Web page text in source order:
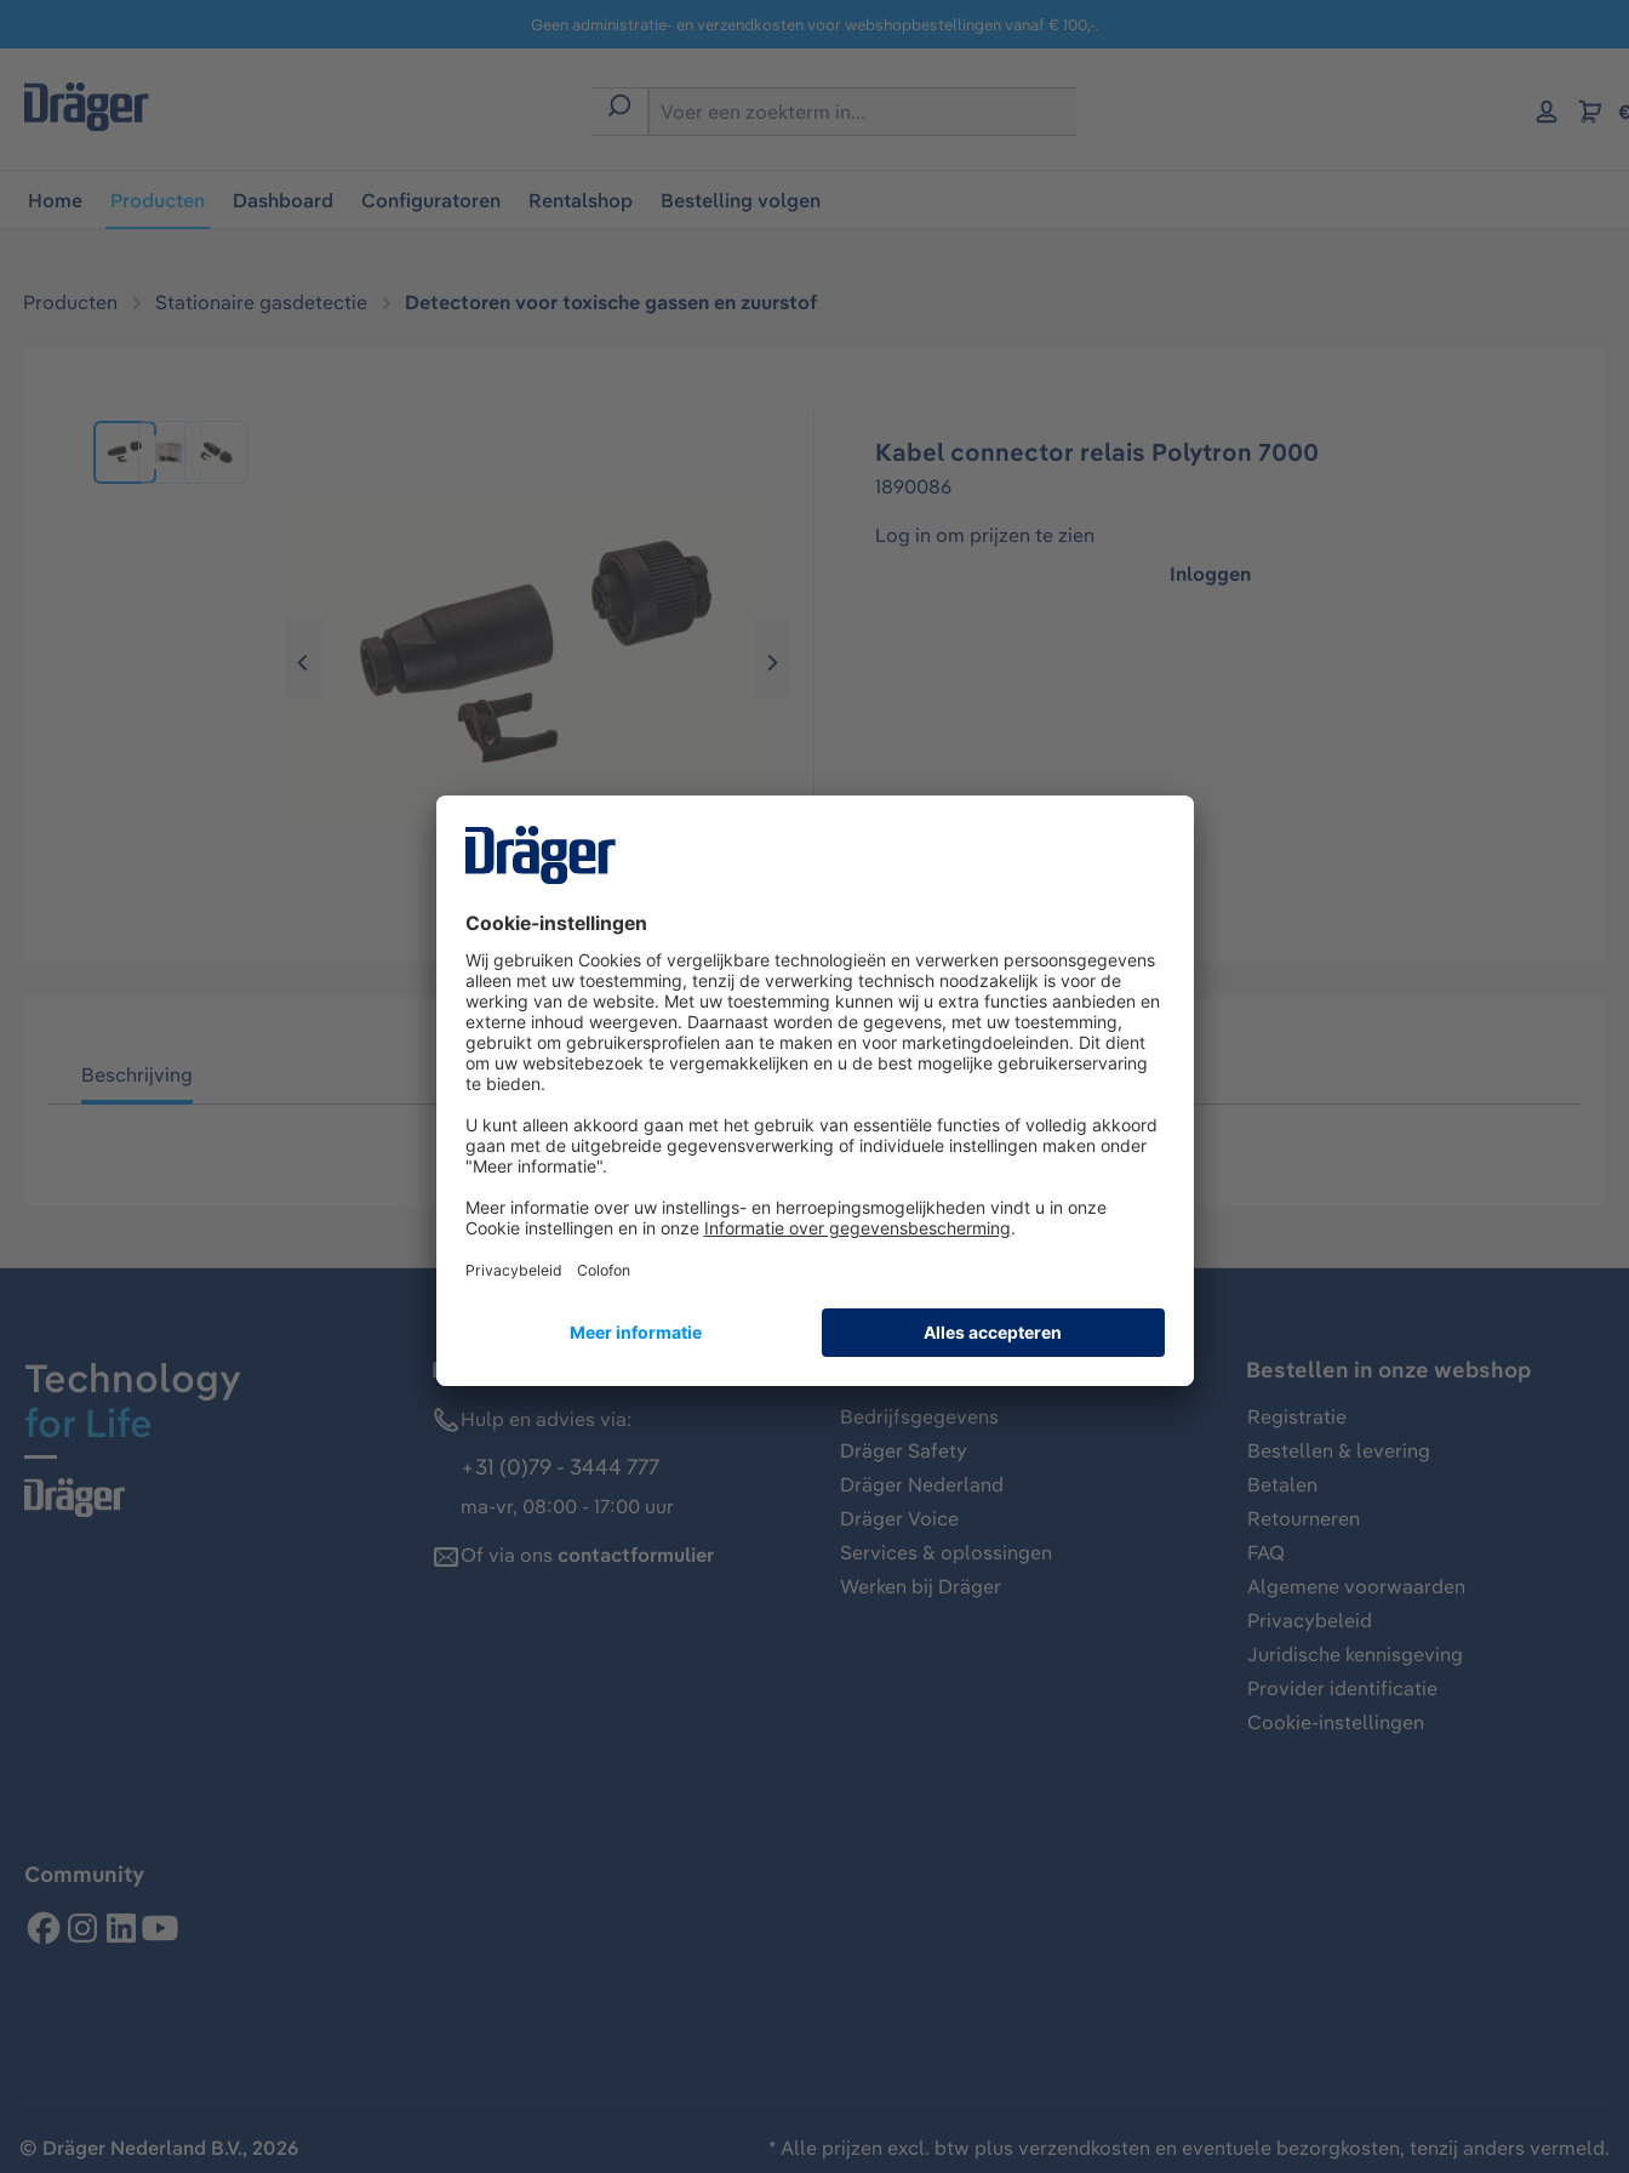
Ga naar navigatie B2B-platformGeen administratie- en verzendkosten voor webshopbestellingen vanaf € 100,-.
Home Producten Dashboard Configuratoren Rentalshop Bestelling volgen
Producten Stationaire gasdetectie Detectoren voor toxische gassen en zuurstof
Kabel connector relais Polytron 7000
1890086
Log in om prijzen te zien
Inloggen
Beschrijving
Technology
for Life
Dräger klantenservice
Hulp en advies via:
+31 (0)79 - 3444 777
ma-vr, 08:00 - 17:00 uur
Of via ons contactformulier
Bedrijfsgegevens
Dräger Safety
Dräger Nederland
Dräger Voice
Services & oplossingen
Werken bij Dräger
Bestellen in onze webshop
Registratie
Bestellen & levering
Betalen
Retourneren
FAQ
Algemene voorwaarden
Privacybeleid
Juridische kennisgeving
Provider identificatie
Cookie-instellingen
Community
© Dräger Nederland B.V., 2026 * Alle prijzen excl. btw plus verzendkosten en eventuele bezorgkosten, tenzij anders vermeld.